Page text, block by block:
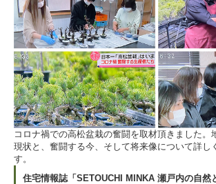
コロナ禍での高松盆栽の奮闘を取材頂きました。
現状と、奮闘する今、そして将来像について詳し
す。
住宅情報誌「SETOUCHI MINKA 瀬戸内の自然